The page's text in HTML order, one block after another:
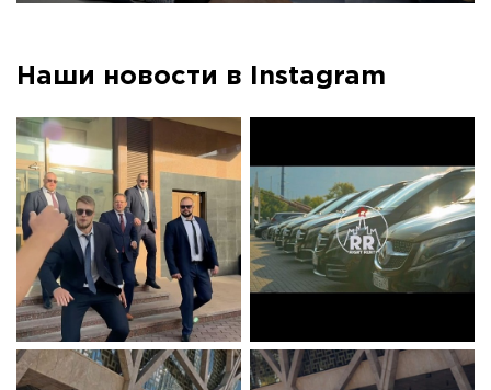
Наши новости в Instagram